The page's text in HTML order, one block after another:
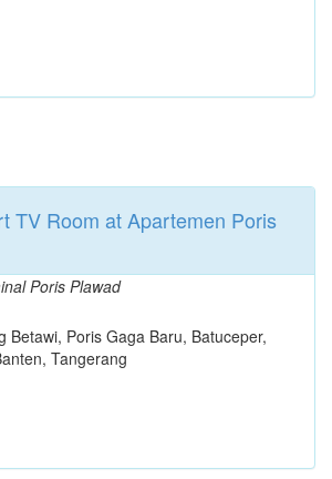
TV Room at Apartemen Poris
Poris Plawad
Betawi, Poris Gaga Baru, Batuceper,
Tangerang